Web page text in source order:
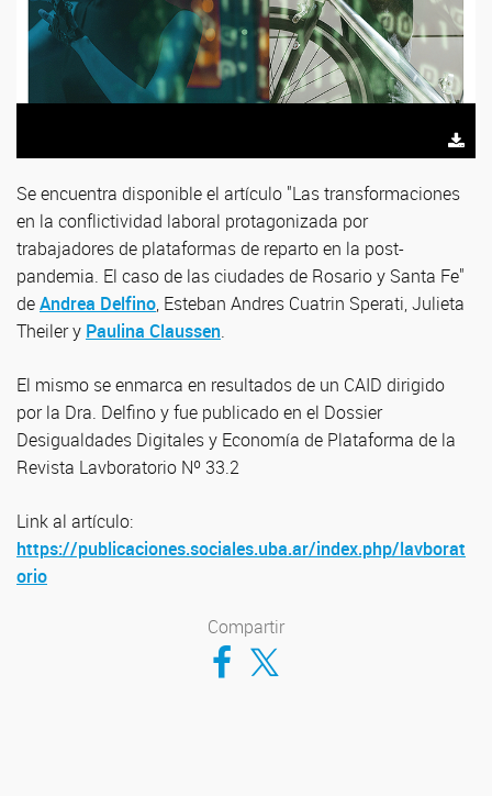
Se encuentra disponible el artículo "Las transformaciones
en la conflictividad laboral protagonizada por
trabajadores de plataformas de reparto en la post-
pandemia. El caso de las ciudades de Rosario y Santa Fe"
deAndrea Delfino, Esteban Andres Cuatrin Sperati, Julieta
Theiler y Paulina Claussen.
El mismo se enmarca en resultados de un CAID dirigido
por la Dra. Delfino y fue publicado en el Dossier
Desigualdades Digitales y Economía de Plataforma de la
Revista Lavboratorio Nº 33.2
Link al artículo:
https://publicaciones.sociales.uba.ar/index.php/lavborat
orio
Compartir
Compartir en Facebook
Compartir en Twitter